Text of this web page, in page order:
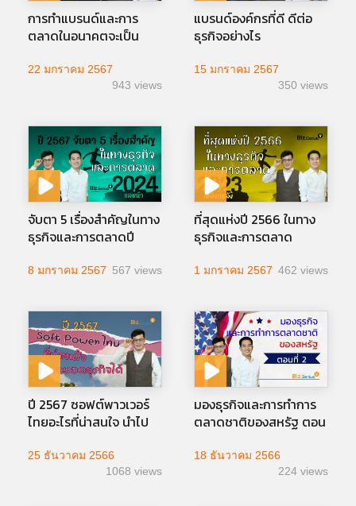
การทำแบรนด์และการ
ตลาดในอนาคตจะเป็น
22 มกราคม 2567
943 views
แบรนด์องค์กรที่ดี ดีต่อ
ธุรกิจอย่างไร
15 มกราคม 2567
350 views
จับตา 5 เรื่องสำคัญในทาง
ธุรกิจและการตลาดปี
8 มกราคม 2567 567 views
ที่สุดแห่งปี 2566 ในทาง
ธุรกิจและการตลาด
1 มกราคม 2567 462 views
ปี 2567 ซอฟต์พาวเวอร์
ไทยอะไรที่น่าสนใจ นำไป
25 ธันวาคม 2566
1068 views
มองธุรกิจและการทำการ
ตลาดชาติของสหรัฐ ตอน
18 ธันวาคม 2566
224 views